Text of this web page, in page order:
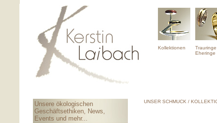
Kollektionen
Trauringe
Eheringe
Unsere ökologischen
Geschäftsethiken, News,
Events und mehr...
UNSER SCHMUCK /